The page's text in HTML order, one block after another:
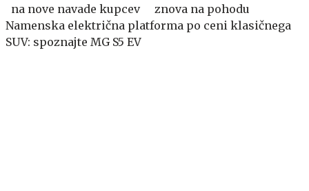
na nove navade kupcev
znova na pohodu
Namenska električna platforma po ceni klasičnega
SUV: spoznajte MG S5 EV